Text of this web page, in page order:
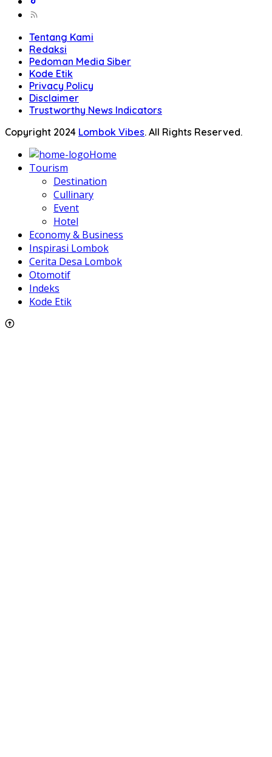
Tentang Kami
Redaksi
Pedoman Media Siber
Kode Etik
Privacy Policy
Disclaimer
Trustworthy News Indicators
Copyright 2024 Lombok Vibes. All Rights Reserved.
Home
Tourism
Destination
Cullinary
Event
Hotel
Economy & Business
Inspirasi Lombok
Cerita Desa Lombok
Otomotif
Indeks
Kode Etik